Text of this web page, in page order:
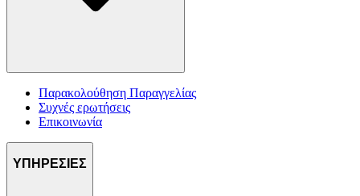
Παρακολούθηση Παραγγελίας
Συχνές ερωτήσεις
Επικοινωνία
ΥΠΗΡΕΣΙΕΣ